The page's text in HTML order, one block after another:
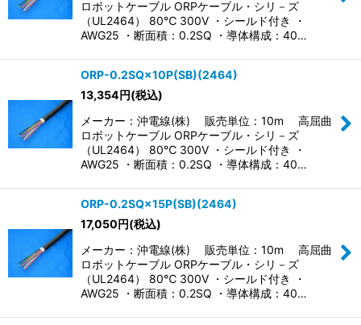
ロボットケーブル ORPケーブル・シリ－ズ
（UL2464） 80℃ 300V ・シールド付き ・
AWG25 ・断面積：0.2SQ ・導体構成：40…
ORP-0.2SQ×10P(SB)(2464)
13,354円(税込)
メーカー：沖電線(株) 販売単位：10m 高屈曲
ロボットケーブル ORPケーブル・シリ－ズ
（UL2464） 80℃ 300V ・シールド付き ・
AWG25 ・断面積：0.2SQ ・導体構成：40…
ORP-0.2SQ×15P(SB)(2464)
17,050円(税込)
メーカー：沖電線(株) 販売単位：10m 高屈曲
ロボットケーブル ORPケーブル・シリ－ズ
（UL2464） 80℃ 300V ・シールド付き ・
AWG25 ・断面積：0.2SQ ・導体構成：40…